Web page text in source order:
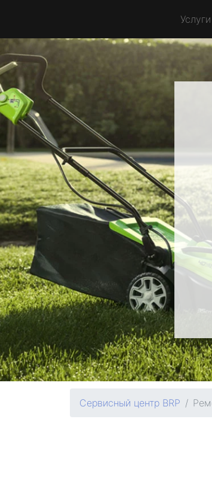
Услуги
Сервисный центр BRP